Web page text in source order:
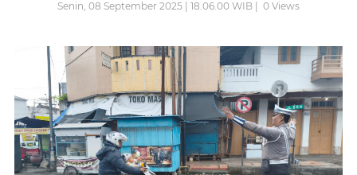
Senin, 08 September 2025 | 18.06.00 WIB | 0 Views